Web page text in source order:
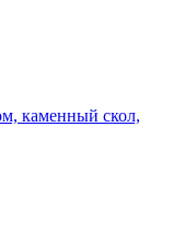
каменный скол,